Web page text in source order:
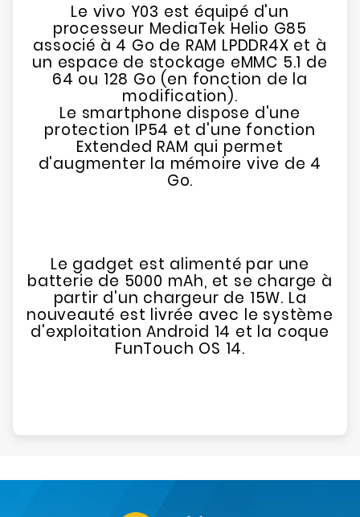
Le vivo Y03 est équipé d'un
processeur MediaTek Helio G85
associé à 4 Go de RAM LPDDR4X et à
un espace de stockage eMMC 5.1 de
64 ou 128 Go (en fonction de la
modification).
Le smartphone dispose d'une
protection IP54 et d'une fonction
Extended RAM qui permet
d'augmenter la mémoire vive de 4
Go.
Le gadget est alimenté par une
batterie de 5000 mAh, et se charge à
partir d'un chargeur de 15W. La
nouveauté est livrée avec le système
d'exploitation Android 14 et la coque
FunTouch OS 14.